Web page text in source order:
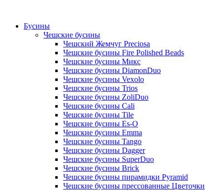
Бусины
Чешские бусины
Чешский Жемчуг Preciosa
Чешские бусины Fire Polished Beads
Чешские бусины Микс
Чешские бусины DiamonDuo
Чешские бусины Vexolo
Чешские бусины Trios
Чешские бусины ZoliDuo
Чешские бусины Cali
Чешские бусины Tile
Чешские бусины Es-O
Чешские бусины Emma
Чешские бусины Tango
Чешские бусины Dagger
Чешские бусины SuperDuo
Чешские бусины Brick
Чешские бусины пирамидки Pyramid
Чешские бусины прессованные Цветочки